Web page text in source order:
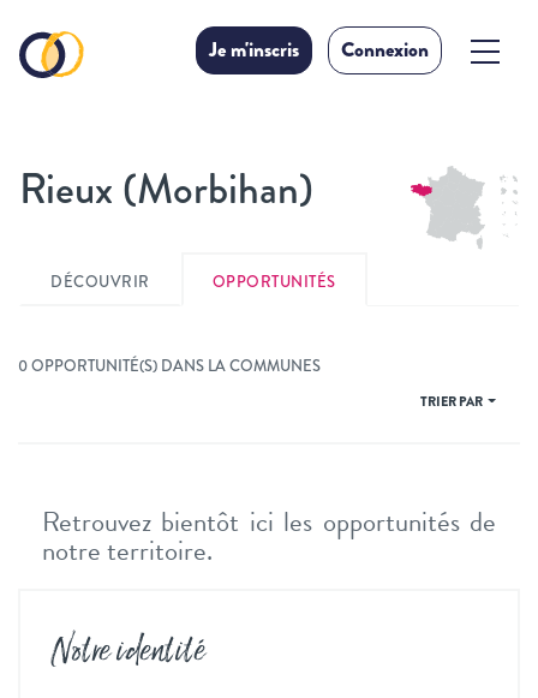
Je m'inscris Connexion
Rieux (Morbihan)
DÉCOUVRIR OPPORTUNITÉS
0 OPPORTUNITÉ(S) DANS LA COMMUNES
TRIER PAR
Retrouvez bientôt ici les opportunités de
notre territoire.
Notre identité